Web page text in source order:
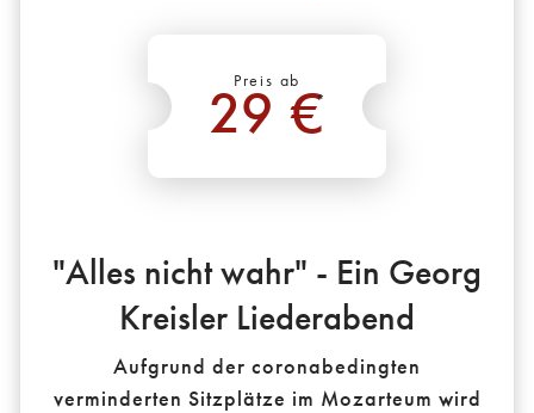
Preis ab
29 €
*
"Alles nicht wahr" - Ein Georg
Kreisler Liederabend
Aufgrund der coronabedingten
verminderten Sitzplätze im Mozarteum wird